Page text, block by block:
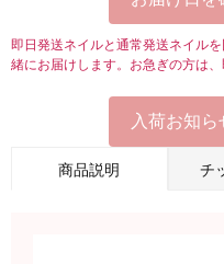
即日発送ネイルと通常発送ネイル
緒にお届けします。お急ぎの方は
入荷お知
商品説明 チ